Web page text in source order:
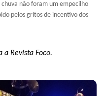
não foram um empecilho
pelos gritos de incentivo dos
a Revista Foco.